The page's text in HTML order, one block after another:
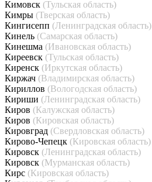
Кимовск (Тульская область)
Кимры (Тверская область)
Кингисепп (Ленинградская область)
Кинель (Самарская область)
Кинешма (Ивановская область)
Киреевск (Тульская область)
Киренск (Иркутская область)
Киржач (Владимирская область)
Кириллов (Вологодская область)
Кириши (Ленинградская область)
Киров (Калужская область)
Киров (Кировская область)
Кировград (Свердловская область)
Кирово-Чепецк (Кировская область)
Кировск (Ленинградская область)
Кировск (Мурманская область)
Кирс (Кировская область)